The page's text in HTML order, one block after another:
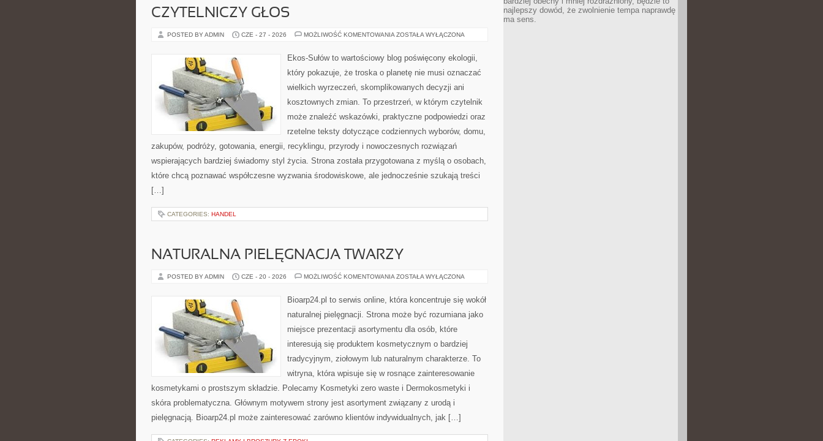
CZYTELNICZY GŁOS
POSTED BY ADMIN CZE - 27 - 2026 MOŻLIWOŚĆ KOMENTOWANIA CZYTELNICZY
ZOSTAŁA WYŁĄCZONA
Ekos-Sułów to wartościowy blog poświęcony ekologii,
który pokazuje, że troska o planetę nie musi oznaczać
wielkich wyrzeczeń, skomplikowanych decyzji ani
kosztownych zmian. To przestrzeń, w którym czytelnik
może znaleźć wskazówki, praktyczne podpowiedzi oraz
rzetelne teksty dotyczące codziennych wyborów, domu,
zakupów, podróży, gotowania, energii, recyklingu, przyrody i nowoczesnych rozwiązań
wspierających bardziej świadomy styl życia. Strona została przygotowana z myślą o osobach,
które chcą poznawać współczesne wyzwania środowiskowe, ale jednocześnie szukają treści
[…]
CATEGORIES: HANDEL
NATURALNA PIELĘGNACJA TWARZY
POSTED BY ADMIN CZE - 20 - 2026 MOŻLIWOŚĆ KOMENTOWANIA NATURALNA
ZOSTAŁA WYŁĄCZONA
Bioarp24.pl to serwis online, która koncentruje się wokół
naturalnej pielęgnacji. Strona może być rozumiana jako
miejsce prezentacji asortymentu dla osób, które
interesują się produktem kosmetycznym o bardziej
tradycyjnym, ziołowym lub naturalnym charakterze. To
witryna, która wpisuje się w rosnące zainteresowanie
kosmetykami o prostszym składzie. Polecamy Kosmetyki zero waste i Dermokosmetyki i
skóra problematyczna. Głównym motywem strony jest asortyment związany z urodą i
pielęgnacją. Bioarp24.pl może zainteresować zarówno klientów indywidualnych, jak […]
najlepszy dowód, że zwolnienie tempa naprawdę
ma sens.